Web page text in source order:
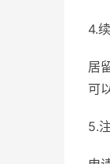
4.
居
可
5.